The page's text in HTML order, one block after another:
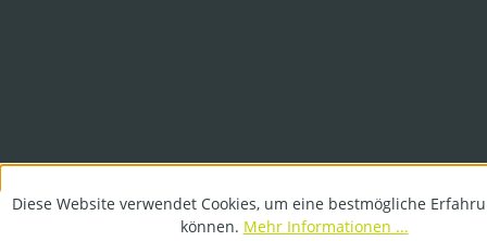
Diese Website verwendet Cookies, um eine bestmögliche
können. Mehr Informationen ...